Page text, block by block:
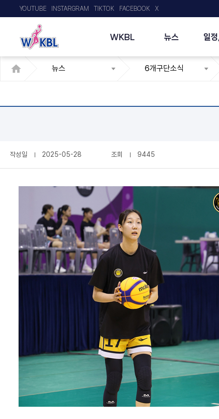
WKBL 뉴스 일
YOUTUBE INSTARGRAM TIKTOK FACEBOOK X
뉴스 6개구단소식
작성일 2025-05-28 조회 9445